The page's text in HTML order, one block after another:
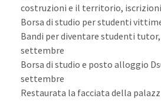
costruzioni e il territorio,
Borsa di studio per studenti
Bandi per diventare studenti
settembre
Borsa di studio e posto alloggio
settembre
Restaurata la facciata della